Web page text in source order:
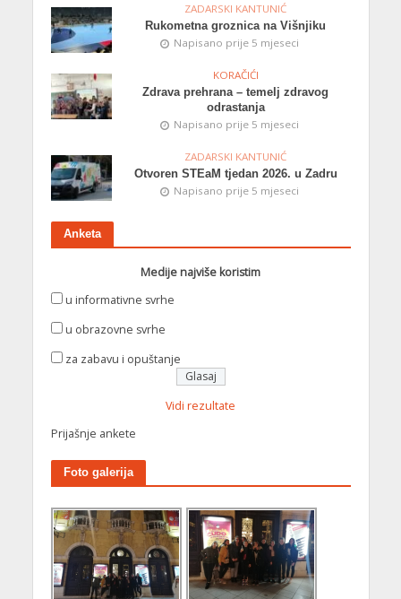
ZADARSKI KANTUNIĆ
Rukometna groznica na Višnjiku
Napisano prije 5 mjeseci
KORAČIĆI
Zdrava prehrana – temelj zdravog
odrastanja
Napisano prije 5 mjeseci
ZADARSKI KANTUNIĆ
Otvoren STEaM tjedan 2026. u Zadru
Napisano prije 5 mjeseci
Anketa
Medije najviše koristim
u informativne svrhe
u obrazovne svrhe
za zabavu i opuštanje
Vidi rezultate
Prijašnje ankete
Foto galerija